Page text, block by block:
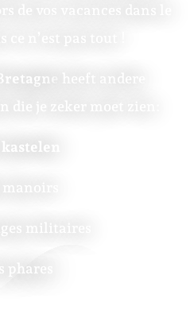
n’est pas tout !
die je zeker moet zien:
kastelen
phares